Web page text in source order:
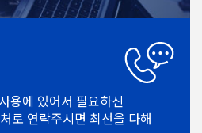
용에 있어서 필요하신
로 연락주시면 최선을 다해